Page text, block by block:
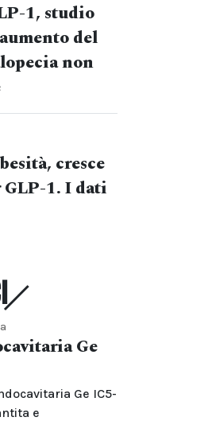
1, studio
del
non
cresce
GLP-1. I dati
Ge
Ge IC5-
e